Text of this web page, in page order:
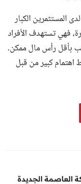
المستثمرين الكبار
فهي تستهدف الأفراد
بأقل رأس مال ممكن.
كبير من قبل
العاصمة الجديدة